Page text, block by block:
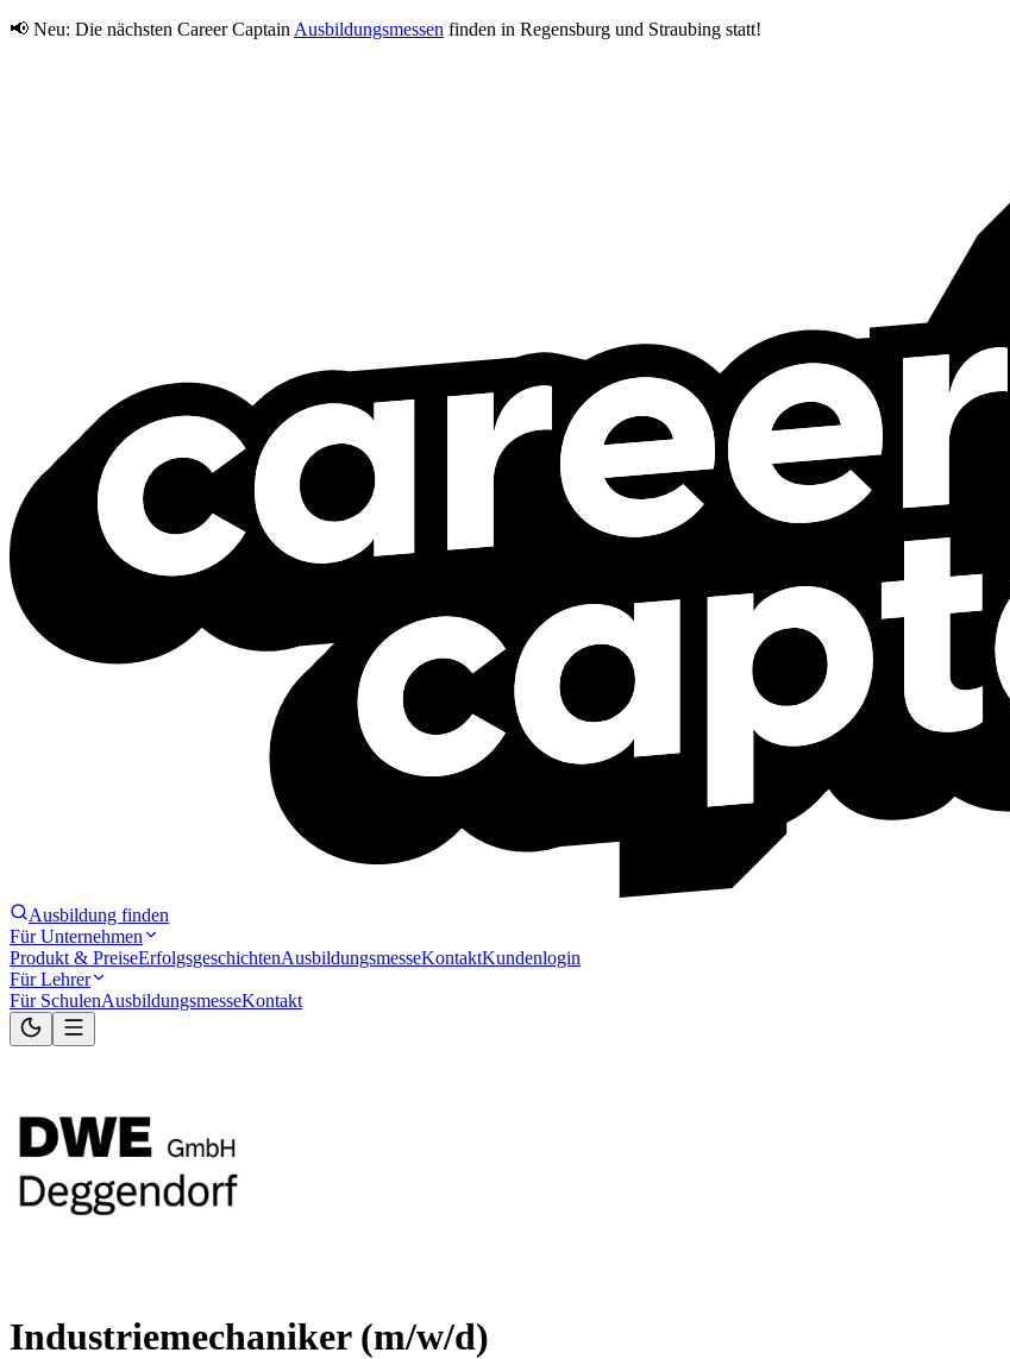
📢 Neu: Die nächsten Career Captain Ausbildungsmessen finden in Regensburg und Straubing statt!
Ausbildung finden
Für Unternehmen
Produkt & PreiseErfolgsgeschichtenAusbildungsmesseKontaktKundenlogin
Für Lehrer
Für SchulenAusbildungsmesseKontakt
Industriemechaniker (m/w/d)